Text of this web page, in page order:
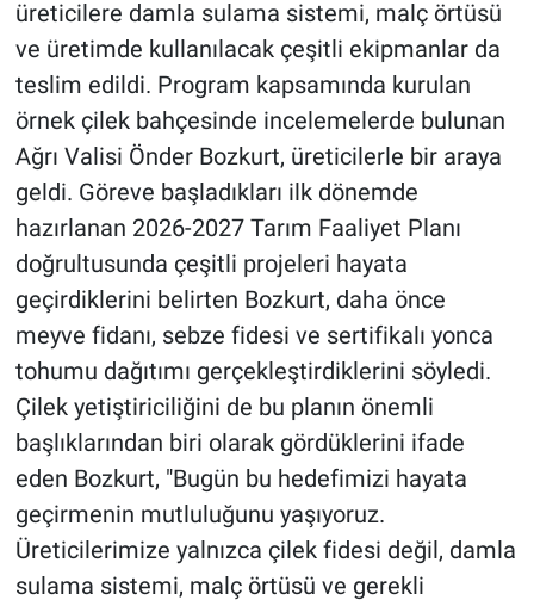
üreticilere damla sulama sistemi, malç örtüsü
ve üretimde kullanılacak çeşitli ekipmanlar da
teslim edildi. Program kapsamında kurulan
örnek çilek bahçesinde incelemelerde bulunan
Ağrı Valisi Önder Bozkurt, üreticilerle bir araya
geldi. Göreve başladıkları ilk dönemde
hazırlanan 2026-2027 Tarım Faaliyet Planı
doğrultusunda çeşitli projeleri hayata
geçirdiklerini belirten Bozkurt, daha önce
meyve fidanı, sebze fidesi ve sertifikalı yonca
tohumu dağıtımı gerçekleştirdiklerini söyledi.
Çilek yetiştiriciliğini de bu planın önemli
başlıklarından biri olarak gördüklerini ifade
eden Bozkurt, "Bugün bu hedefimizi hayata
geçirmenin mutluluğunu yaşıyoruz.
Üreticilerimize yalnızca çilek fidesi değil, damla
sulama sistemi, malç örtüsü ve gerekli